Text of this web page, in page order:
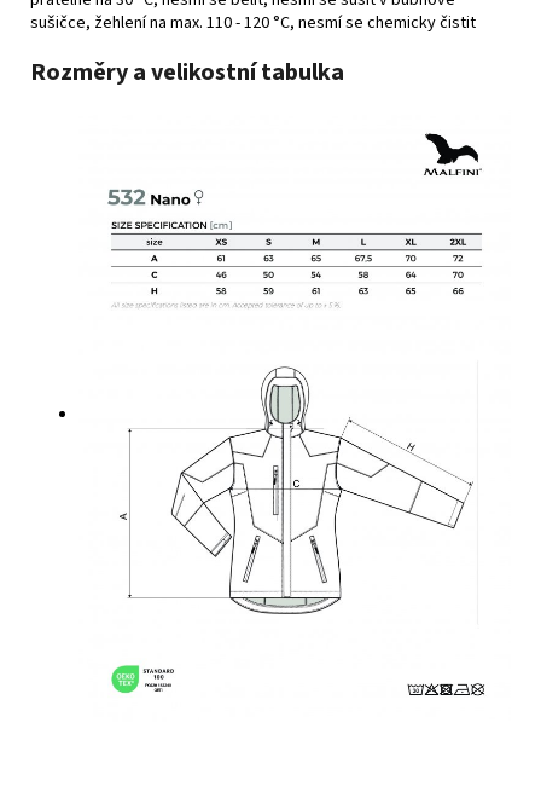
sušičce, žehlení na max. 110 - 120 °C, nesmí se chemicky čistit
Rozměry a velikostní tabulka